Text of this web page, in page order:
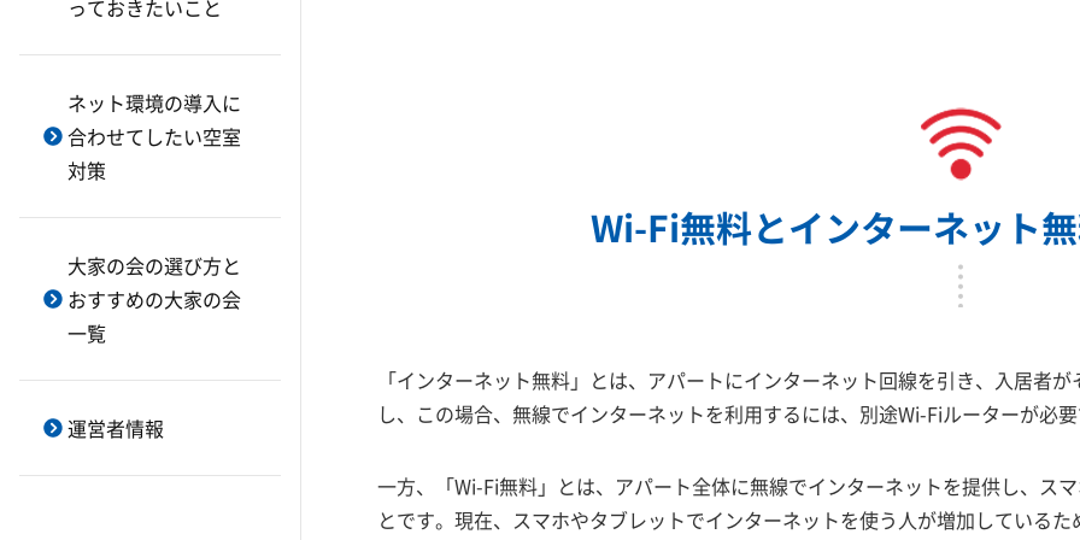
弘善商会
集合住宅向け無料インターネッ
タダネット
＠ちゃんぷるネット
トータル・プランニング
ノーバス
パソコンサポート屋
BUFFALO
っておきたいこと
器は必要か
Wi-Fiのただ乗りを防ぐには？
【大家さん向け】Wi-Fi工事のよ
くある疑問「Q＆A」
【大家さん向け】WiFi工事の種
とは
Wi-Fiルーターの寿命
ネット環境の導入に
合わせてしたい空室
対策
ライフライン会社の切り替え
（光熱費の減額）
マンガ・映像配信サービス・ケ
ーブルテレビ導入
コンセントの増設は空室対策に
有効？
大家の会の選び方と
おすすめの大家の会
一覧
運営者情報
Wi-Fi無料とインターネット
「インターネット無料」とは、アパートにインターネット回線を引き、入居者
し、この場合、無線でインターネットを利用するには、別途Wi-Fiルーターが必
一方、「Wi-Fi無料」とは、アパート全体に無線でインターネットを提供し、ス
とです。現在、スマホやタブレットでインターネットを使う人が増加している